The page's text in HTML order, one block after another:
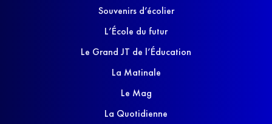
Souvenirs d’écolier
L’École du futur
Le Grand JT de l’Éducation
La Matinale
Le Mag
La Quotidienne